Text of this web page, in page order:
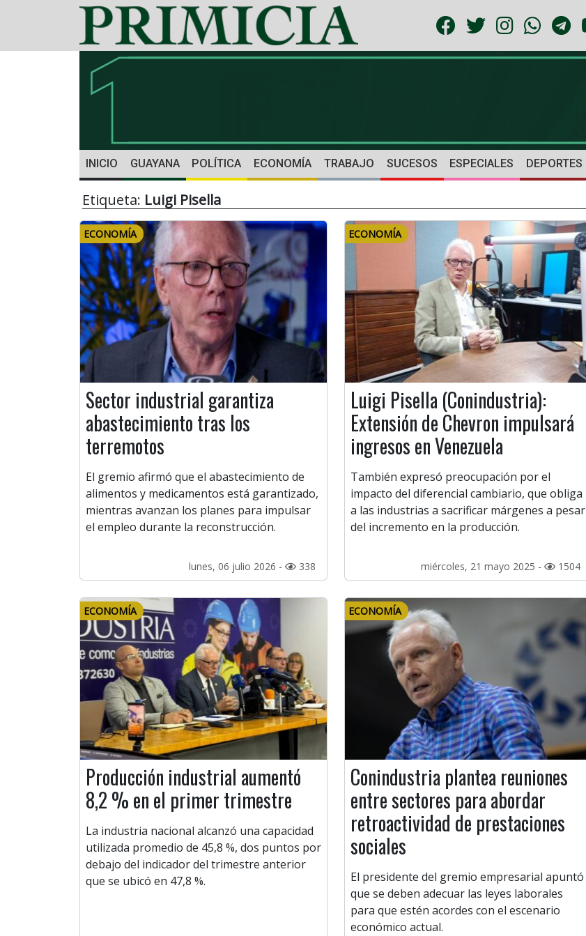
INICIO GUAYANA POLÍTICA ECONOMÍA TRABAJO SUCESOS ESPECIALES DEPORTES
Etiqueta: Luigi Pisella
ECONOMÍA
Sector industrial garantiza
abastecimiento tras los
terremotos
El gremio afirmó que el abastecimiento de
alimentos y medicamentos está garantizado,
mientras avanzan los planes para impulsar
el empleo durante la reconstrucción.
lunes, 06 julio 2026 - 338
ECONOMÍA
Luigi Pisella (Conindustria):
Extensión de Chevron impulsará
ingresos en Venezuela
También expresó preocupación por el
impacto del diferencial cambiario, que obliga
a las industrias a sacrificar márgenes a pesar
del incremento en la producción.
miércoles, 21 mayo 2025 - 1504
ECONOMÍA
Producción industrial aumentó
8,2 % en el primer trimestre
La industria nacional alcanzó una capacidad
utilizada promedio de 45,8 %, dos puntos por
debajo del indicador del trimestre anterior
que se ubicó en 47,8 %.
ECONOMÍA
Conindustria plantea reuniones
entre sectores para abordar
retroactividad de prestaciones
sociales
El presidente del gremio empresarial apuntó
que se deben adecuar las leyes laborales
para que estén acordes con el escenario
económico actual.